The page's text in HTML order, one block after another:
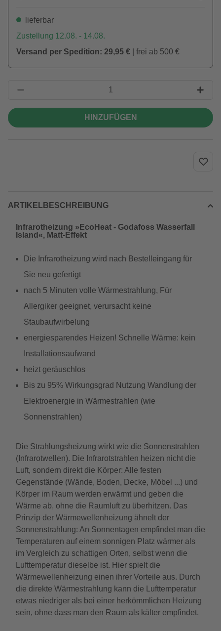
lieferbar
Zustellung 12.08. - 14.08.
Versand per Spedition: 29,95 € | frei ab 500 €
HINZUFÜGEN
ARTIKELBESCHREIBUNG
Infrarotheizung »EcoHeat - Godafoss Wasserfall
Island«, Matt-Effekt
Die Infrarotheizung wird nach Bestelleingang für
Sie neu gefertigt
nach 5 Minuten volle Wärmestrahlung, Für
Allergiker geeignet, verursacht keine
Staubaufwirbelung
energiesparendes Heizen! Schnelle Wärme: kein
Installationsaufwand
heizt geräuschlos
Bis zu 95% Wirkungsgrad Nutzung Wandlung der
Elektroenergie in Wärmestrahlen (wie
Sonnenstrahlen)
Die Strahlungsheizung wirkt wie die Sonnenstrahlen
(Infrarotwellen). Die Infrarotstrahlen heizen nicht die
Luft, sondern direkt die Körper: Alle festen
Gegenstände (Wände, Boden, Decke, Möbel ...) und
Körper im Raum werden erwärmt und geben die
Wärme ab, ohne die Raumluft zu überhitzen. Das
Prinzip der Wärmewellenheizung ähnelt der
Sonnenstrahlung: An Sonnentagen empfindet man die
Temperaturen auf einem sonnigen Platz wärmer als
im Vergleich zu schattigen Orten, selbst wenn die
Lufttemperatur dieselbe ist. Hier spielt die
Wärmewellenheizung einen ihrer Vorteile aus. Durch
die direkte Wärmestrahlung kann die Lufttemperatur
etwas niedriger als bei einer herkömmlichen Heizung
sein, ohne dass man den Raum als kälter empfindet.